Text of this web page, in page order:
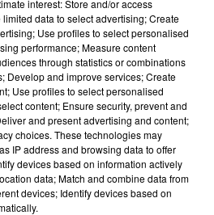
plus marquante et j’ai
ce bébé. », reconnaît le
interest: Store and/or access
data to select advertising; Create
Use profiles to select personalised
performance; Measure content
through statistics or combinations
Develop and improve services; Create
Use profiles to select personalised
content; Ensure security, prevent and
and present advertising and content;
choices. These technologies may
IP address and browsing data to offer
devices based on information actively
data; Match and combine data from
devices; Identify devices based on